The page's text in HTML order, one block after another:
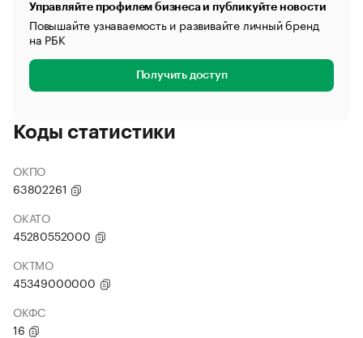
Управляйте профилем бизнеса и публикуйте новости
Повышайте узнаваемость и развивайте личный бренд
на РБК
Получить доступ
Коды статистики
ОКПО
63802261
ОКАТО
45280552000
ОКТМО
45349000000
ОКФС
16